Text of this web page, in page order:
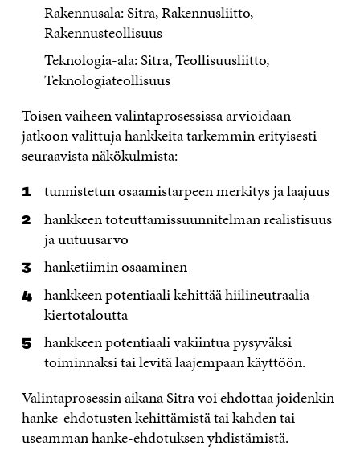
Rakennusala: Sitra, Rakennusliitto,
Rakennusteollisuus
Teknologia-ala: Sitra, Teollisuusliitto,
Teknologiateollisuus
Toisen vaiheen valintaprosessissa arvioidaan
jatkoon valittuja hankkeita tarkemmin erityisesti
seuraavista näkökulmista:
tunnistetun osaamistarpeen merkitys ja laajuus
hankkeen toteuttamissuunnitelman realistisuus
ja uutuusarvo
hanketiimin osaaminen
hankkeen potentiaali kehittää hiilineutraalia
kiertotaloutta
hankkeen potentiaali vakiintua pysyväksi
toiminnaksi tai levitä laajempaan käyttöön.
Valintaprosessin aikana Sitra voi ehdottaa joidenkin
hanke-ehdotusten kehittämistä tai kahden tai
useamman hanke-ehdotuksen yhdistämistä.